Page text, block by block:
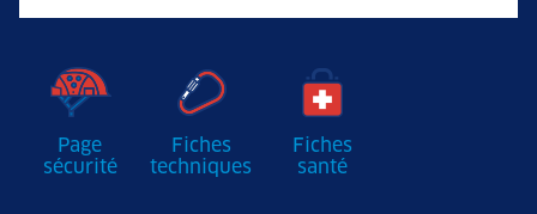
Page
sécurité
Fiches
techniques
Fiches
santé